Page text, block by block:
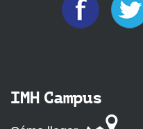
IMH Campus